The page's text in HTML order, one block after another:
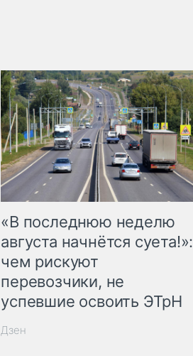
«В последнюю неделю
августа начнётся суета!»:
чем рискуют
перевозчики, не
успевшие освоить ЭТрН
Дзен